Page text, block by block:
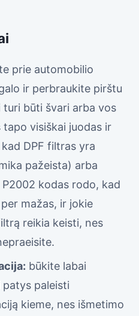
prie automobilio
ir perbraukite pirštu
turi būti švari arba vos
visiškai juodas ir
DPF filtras yra
pažeista) arba
kodas rodo, kad
mažas, ir jokie
reikia keisti, nes
būkite labai
paleisti
kieme, nes išmetimo